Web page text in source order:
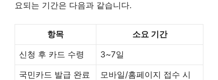
요되는 기간은 다음과 같습니다.
항목 소요 기간
신청 후 카드 수령 3~7일
국민카드 발급 완료
모바일/홈페이지 접수 시